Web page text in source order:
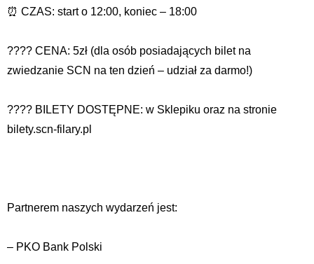
⏰ CZAS: start o 12:00, koniec – 18:00
???? CENA: 5zł (dla osób posiadających bilet na
zwiedzanie SCN na ten dzień – udział za darmo!)
???? BILETY DOSTĘPNE: w Sklepiku oraz na stronie
bilety.scn-filary.pl
Partnerem naszych wydarzeń jest:
– PKO Bank Polski